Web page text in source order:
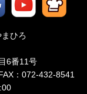
ひろ
6番11号
：072-432-8541